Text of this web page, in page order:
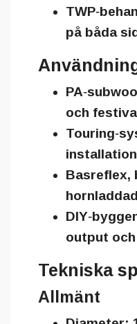
på båda
och
Basreflex,
output
Tekniska
Allmänt